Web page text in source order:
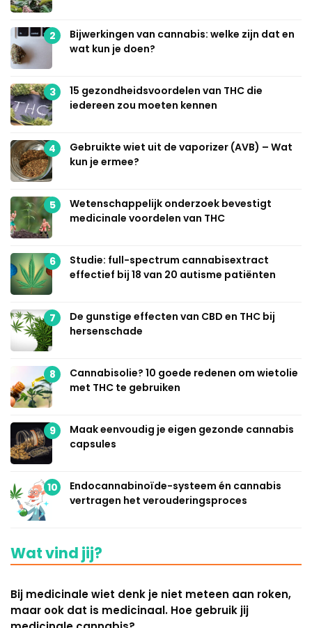
2
Bijwerkingen van cannabis: welke zijn dat en
wat kun je doen?
3
15 gezondheidsvoordelen van THC die
iedereen zou moeten kennen
4
Gebruikte wiet uit de vaporizer (AVB) – Wat
kun je ermee?
5
Wetenschappelijk onderzoek bevestigt
medicinale voordelen van THC
6
Studie: full-spectrum cannabisextract
effectief bij 18 van 20 autisme patiënten
7
De gunstige effecten van CBD en THC bij
hersenschade
8
Cannabisolie? 10 goede redenen om wietolie
met THC te gebruiken
9
Maak eenvoudig je eigen gezonde cannabis
capsules
10
Endocannabinoïde-systeem én cannabis
vertragen het verouderingsproces
Wat vind jij?
Bij medicinale wiet denk je niet meteen aan roken,
maar ook dat is medicinaal. Hoe gebruik jij